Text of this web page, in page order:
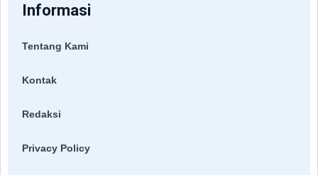
Informasi
Tentang Kami
Kontak
Redaksi
Privacy Policy